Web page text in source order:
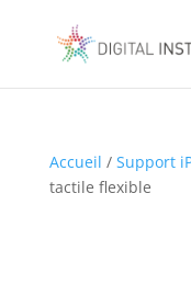
Accueil / Support
tactile flexible